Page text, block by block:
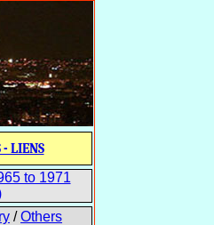
LIENS
to 1971
/Others